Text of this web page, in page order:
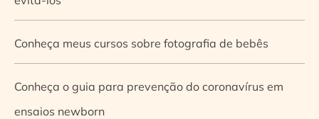
Conheça meus cursos sobre fotografia de bebês
Conheça o guia para prevenção do coronavírus em
ensaios newborn